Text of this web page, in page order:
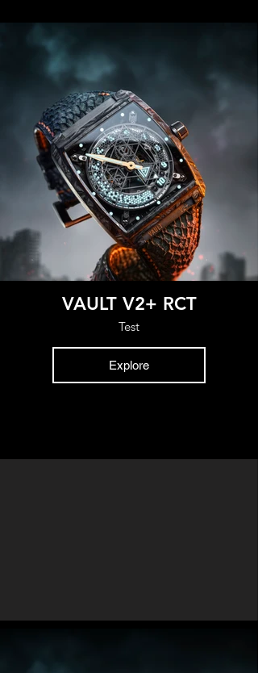
VAULT V2+ RCT
Test
Explore